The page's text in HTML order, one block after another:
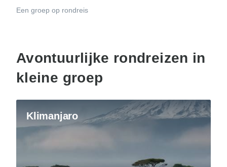
Een groep op rondreis
Avontuurlijke rondreizen in
kleine groep
Klimanjaro